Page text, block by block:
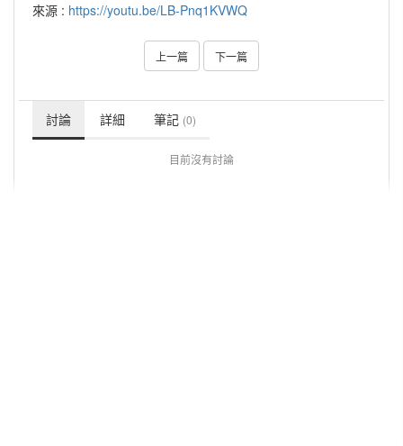
來源 : https://youtu.be/LB-Pnq1KVWQ
上一篇 下一篇
討論 詳細 筆記 (0)
目前沒有討論